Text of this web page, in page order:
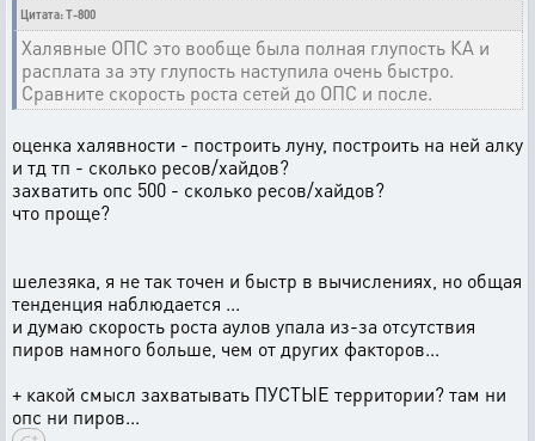
Цитата: T-800
Халявные ОПС это вообще была полная глупость КА и
расплата за эту глупость наступила очень быстро.
Сравните скорость роста сетей до ОПС и после.
оценка халявности - построить луну, построить на ней алку
и тд тп - сколько ресов/хайдов?
захватить опс 500 - сколько ресов/хайдов?
что проще?
шелезяка, я не так точен и быстр в вычислениях, но общая
тенденция наблюдается ...
и думаю скорость роста аулов упала из-за отсутствия
пиров намного больше, чем от других факторов...
+ какой смысл захватывать ПУСТЫЕ территории? там ни
опс ни пиров...